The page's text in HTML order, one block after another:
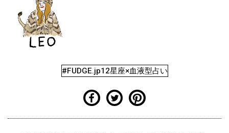
#FUDGE.jp12星座×血液型占い